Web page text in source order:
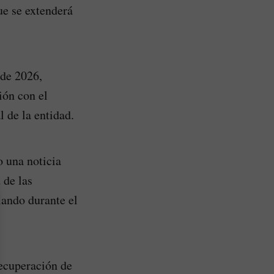
se extenderá
2026,
con el
de la entidad.
una noticia
las
durante el
de